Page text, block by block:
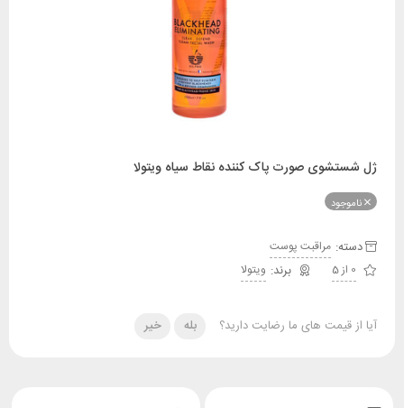
ژل شستشوی صورت پاک کننده نقاط سیاه ویتولا
ناموجود
دسته: مراقبت پوست
0 از 5
ویتولا
آیا از قیمت های ما رضایت دارید؟ بله خیر